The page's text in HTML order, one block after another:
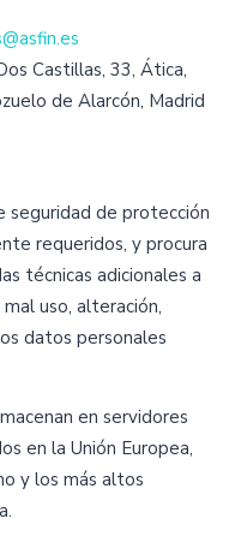
Castillas, 33, Ática,
de Alarcón, Madrid
seguridad de protección
requeridos, y procura
técnicas adicionales a
uso, alteración,
datos personales
en servidores
en la Unión Europea,
y los más altos